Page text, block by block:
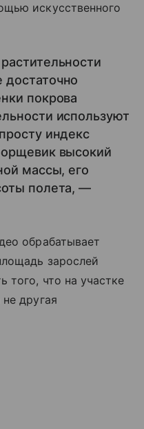
искусственного
покрова
используют
индекс
высокий
массы, его
полета, —
обрабатывает
зарослей
того, что на участке
другая